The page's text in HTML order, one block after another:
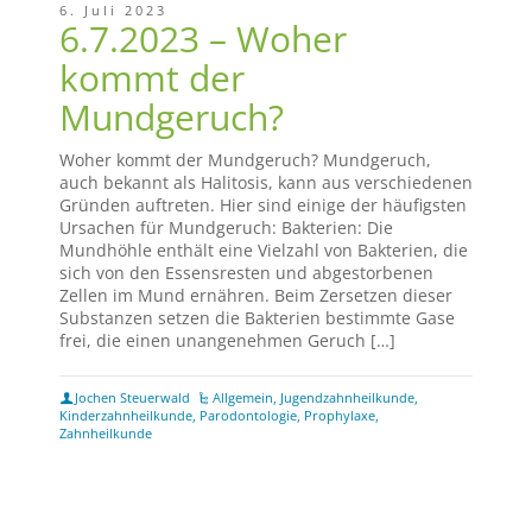
6. Juli 2023
6.7.2023 – Woher
kommt der
Mundgeruch?
Woher kommt der Mundgeruch? Mundgeruch,
auch bekannt als Halitosis, kann aus verschiedenen
Gründen auftreten. Hier sind einige der häufigsten
Ursachen für Mundgeruch: Bakterien: Die
Mundhöhle enthält eine Vielzahl von Bakterien, die
sich von den Essensresten und abgestorbenen
Zellen im Mund ernähren. Beim Zersetzen dieser
Substanzen setzen die Bakterien bestimmte Gase
frei, die einen unangenehmen Geruch […]
Jochen Steuerwald Allgemein, Jugendzahnheilkunde,
Kinderzahnheilkunde, Parodontologie, Prophylaxe,
Zahnheilkunde